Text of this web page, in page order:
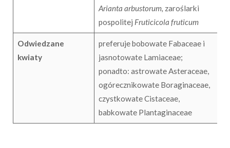
Arianta arbustorum, zaroślarki
pospolitej Fruticicola fruticum
Odwiedzane
kwiaty
preferuje bobowate Fabaceae i
jasnotowate Lamiaceae;
ponadto: astrowate Asteraceae,
ogórecznikowate Boraginaceae,
czystkowate Cistaceae,
babkowate Plantaginaceae